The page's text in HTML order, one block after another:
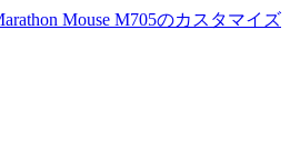
Mouse M705のカスタマイズ